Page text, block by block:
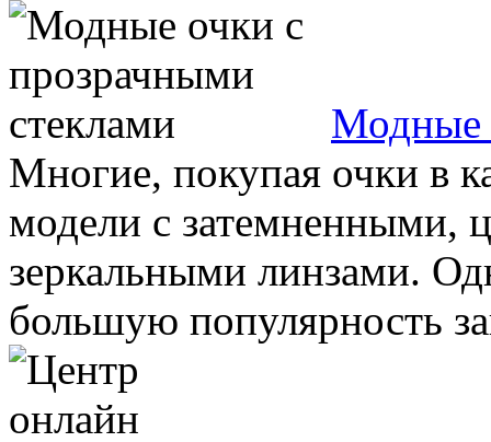
Модные
Многие, покупая очки в
модели с затемненными,
зеркальными линзами.
большую популярность